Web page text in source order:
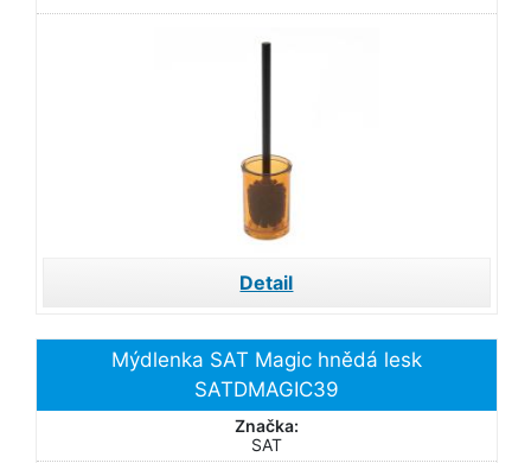
Detail
Mýdlenka SAT Magic hnědá lesk
SATDMAGIC39
Značka:
SAT